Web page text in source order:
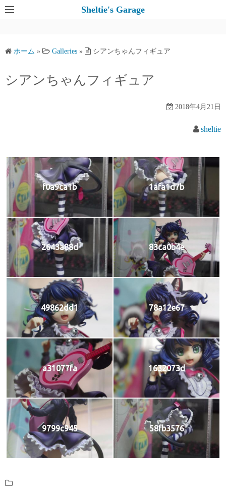
コ
ス
Sheltie's Garage
ホーム » Galleries » シアンちゃんフィギュア
シアンちゃんフィギュア
2018年4月21日
sheltie
f0a9ca1b 1afa1d7b
2643a88d 83ca0b4e
49862dd1 78a12e67
a31077fa 1632073d
9799c945 58fb3576